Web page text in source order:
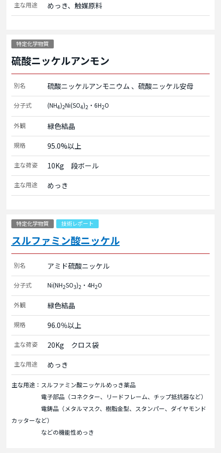
主な用途 めっき、触媒原料
特定化学物質
硫酸ニッケルアンモン
別名 硫酸ニッケルアンモニウム 硫酸ニッケル安母
分子式 (NH4)2Ni(SO4)2 ・6H2O
外観 緑色結晶
規格 95.0%以上
主な荷姿 10Kg　段ボール
主な用途 めっき
特定化学物質 技術レポート
スルファミン酸ニッケル
別名 アミド硫酸ニッケル
分子式 Ni(NH2SO3)2 ・4H2O
外観 緑色結晶
規格 96.0％以上
主な荷姿 20Kg　クロス袋
主な用途 めっき
主な用途：スルファミン酸ニッケルめっき薬品
電子部品（コネクター、リードフレーム、チップ抵抗器など）
電鋳品（メタルマスク、樹脂金型、スタンパー、ダイヤモンド
カッターなど）
などの機能性めっき